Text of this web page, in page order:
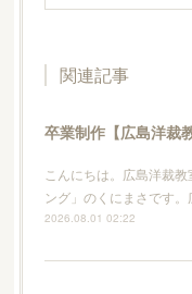
関連記事
こんにちは。広島洋裁
ング」のくにまさです。
2026.08.01 02:22